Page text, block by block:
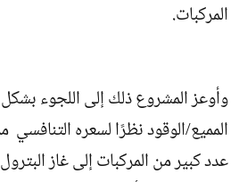
المركبات.
وأوعز المشروع ذلك إلى اللجوء بشكل
المميع/الوقود نظرًا لسعره
عدد كبير من المركبات إلى غاز